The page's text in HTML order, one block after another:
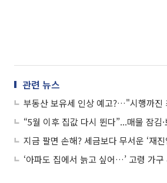
관련 뉴스
부동산 보유세 인상 예고?…"시행까진
지금 팔면 손해? 세금보다 무서운 ‘재진
‘아파도 집에서 늙고 싶어…’ 고령 가